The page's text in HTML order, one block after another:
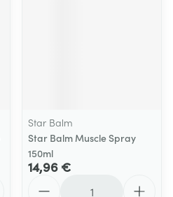
Star Balm
Star Balm Muscle Spray
150ml
14,96 €